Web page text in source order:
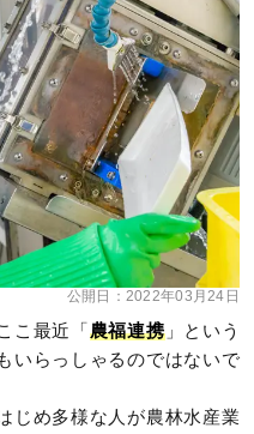
公開日： 2022年03月24日
こ最近「 農福連携」という
いらっしゃるのではないで
じめ多様な人が農林水産業